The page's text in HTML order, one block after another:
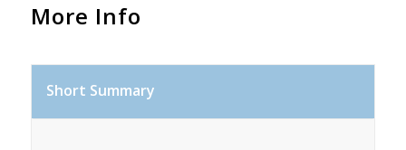
More Info
Short Summary